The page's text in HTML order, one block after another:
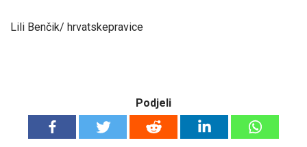
Lili Benčik/ hrvatskepravice
Podjeli